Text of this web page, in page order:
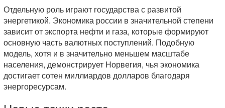
Отдельную роль играют государства с развитой
энергетикой. Экономика россии в значительной степени
зависит от экспорта нефти и газа, которые формируют
основную часть валютных поступлений. Подобную
модель, хотя и в значительно меньшем масштабе
населения, демонстрирует Норвегия, чья экономика
достигает сотен миллиардов долларов благодаря
энергоресурсам.